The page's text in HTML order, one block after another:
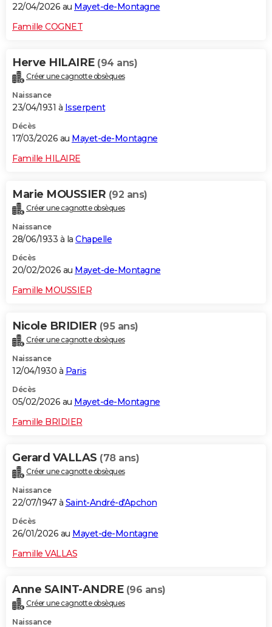
22/04/2026 au Mayet-de-Montagne
Famille COGNET
Herve HILAIRE (94 ans)
Créer une cagnotte obsèques
Naissance
23/04/1931 à Isserpent
Décès
17/03/2026 au Mayet-de-Montagne
Famille HILAIRE
Marie MOUSSIER (92 ans)
Créer une cagnotte obsèques
Naissance
28/06/1933 à la Chapelle
Décès
20/02/2026 au Mayet-de-Montagne
Famille MOUSSIER
Nicole BRIDIER (95 ans)
Créer une cagnotte obsèques
Naissance
12/04/1930 à Paris
Décès
05/02/2026 au Mayet-de-Montagne
Famille BRIDIER
Gerard VALLAS (78 ans)
Créer une cagnotte obsèques
Naissance
22/07/1947 à Saint-André-d'Apchon
Décès
26/01/2026 au Mayet-de-Montagne
Famille VALLAS
Anne SAINT-ANDRE (96 ans)
Créer une cagnotte obsèques
Naissance